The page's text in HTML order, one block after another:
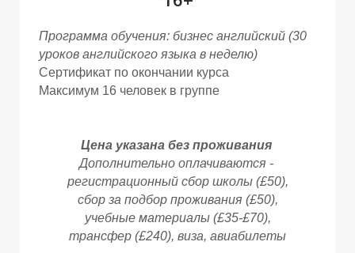
Д
Программа обучения: бизнес английский (30
уроков английского языка в неделю)
Сертификат по окончании курса
Максимум 16 человек в группе
Цена указана без проживания
Дополнительно оплачиваются -
регистрационный сбор школы (£50),
сбор за подбор проживания (£50),
учебные материалы (£35-£70),
трансфер (£240), виза, авиабилеты
Д